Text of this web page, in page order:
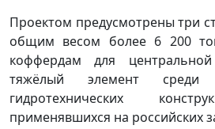
Проектом предусмотрены три
общим весом более 6 200
коффердам для
тяжёлый элемент среди
гидротехнических
применявшихся на российских